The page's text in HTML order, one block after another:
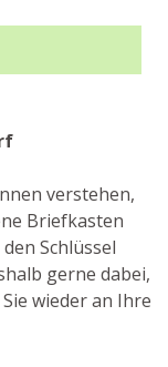
verstehen,
Briefkasten
Schlüssel
gerne dabei,
wieder an Ihre